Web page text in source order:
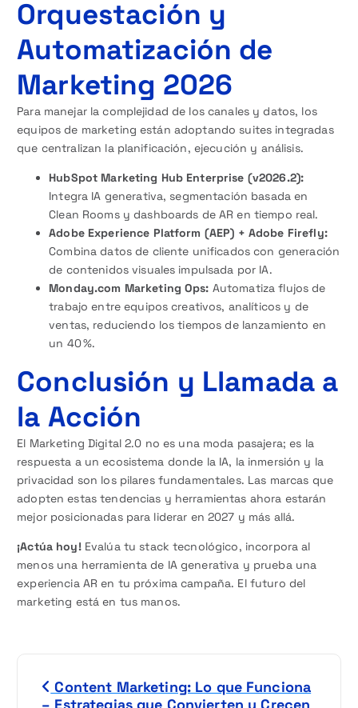
Orquestación y
Automatización de
Marketing 2026
Para manejar la complejidad de los canales y datos, los
equipos de marketing están adoptando suites integradas
que centralizan la planificación, ejecución y análisis.
HubSpot Marketing Hub Enterprise (v2026.2):
Integra IA generativa, segmentación basada en
Clean Rooms y dashboards de AR en tiempo real.
Adobe Experience Platform (AEP) + Adobe Firefly:
Combina datos de cliente unificados con generación
de contenidos visuales impulsada por IA.
Monday.com Marketing Ops: Automatiza flujos de
trabajo entre equipos creativos, analíticos y de
ventas, reduciendo los tiempos de lanzamiento en
un 40 %.
Conclusión y Llamada a
la Acción
El Marketing Digital 2.0 no es una moda pasajera; es la
respuesta a un ecosistema donde la IA, la inmersión y la
privacidad son los pilares fundamentales. Las marcas que
adopten estas tendencias y herramientas ahora estarán
mejor posicionadas para liderar en 2027 y más allá.
¡Actúa hoy!Evalúa tu stack tecnológico, incorpora al
menos una herramienta de IA generativa y prueba una
experiencia AR en tu próxima campaña. El futuro del
marketing está en tus manos.
Content Marketing: Lo que Funciona